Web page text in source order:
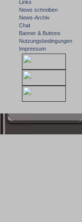
Links
News schreiben
News-Archiv
Chat
Banner & Buttons
Nutzungsbedingungen
Impressum